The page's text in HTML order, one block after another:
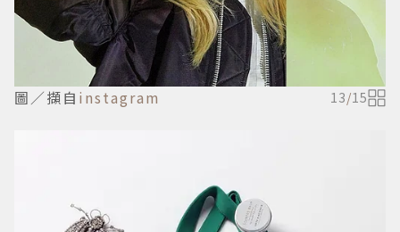
圖／擷自 instagram 13/15